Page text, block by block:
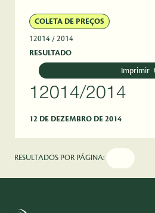
COLETA DE PREÇOS
12014 / 2014
RESULTADO
Imprimir
12014/2014
12 DE DEZEMBRO DE 2014
RESULTADOS POR PÁGINA: